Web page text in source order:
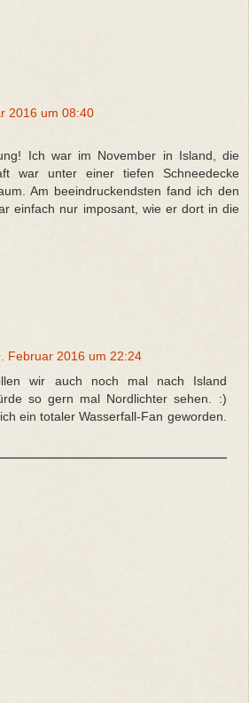
2016 um 08:40
Ich war im November in Island, die
war unter einer tiefen Schneedecke
Am beeindruckendsten fand ich den
einfach nur imposant, wie er dort in die
Februar 2016 um 22:24
wir auch noch mal nach Island
so gern mal Nordlichter sehen. :)
ein totaler Wasserfall-Fan geworden.